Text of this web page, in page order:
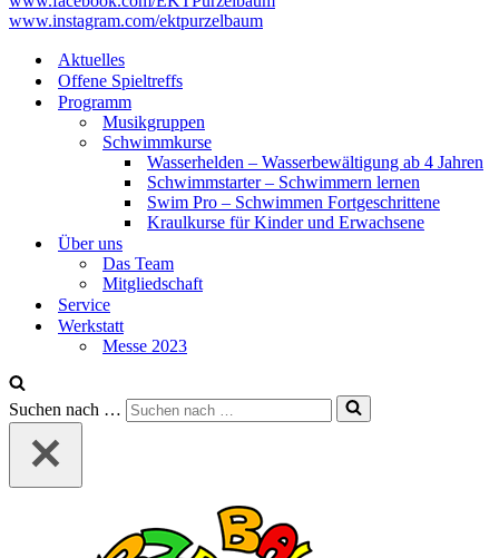
www.instagram.com/ektpurzelbaum
Aktuelles
Offene Spieltreffs
Programm
Musikgruppen
Schwimmkurse
Wasserhelden – Wasserbewältigung ab 4 Jahren
Schwimmstarter – Schwimmern lernen
Swim Pro – Schwimmen Fortgeschrittene
Kraulkurse für Kinder und Erwachsene
Über uns
Das Team
Mitgliedschaft
Service
Werkstatt
Messe 2023
Suchen nach …